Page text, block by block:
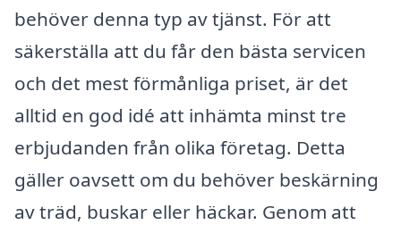
behöver denna typ av tjänst. För att
säkerställa att du får den bästa servicen
och det mest förmånliga priset, är det
alltid en god idé att inhämta minst tre
erbjudanden från olika företag. Detta
gäller oavsett om du behöver beskärning
av träd, buskar eller häckar. Genom att